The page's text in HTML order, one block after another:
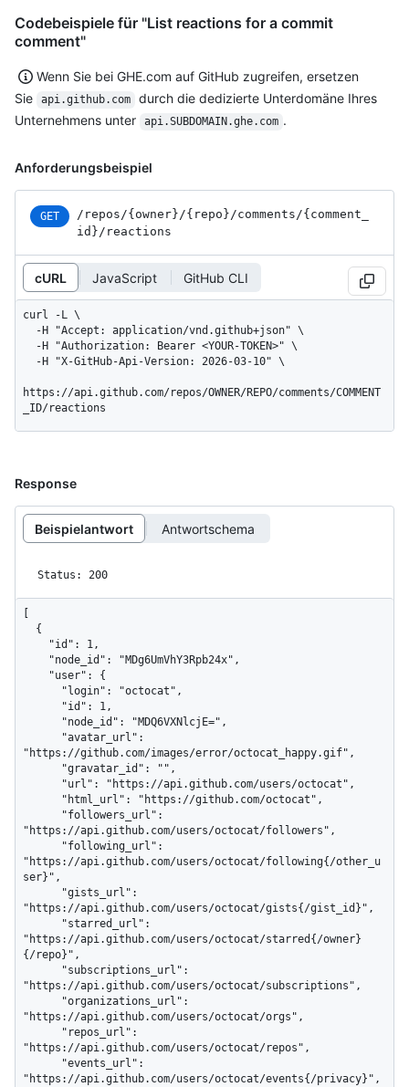
Codebeispiele für "List reactions for a commit
comment"
Wenn Sie bei GHE.com auf GitHub zugreifen, ersetzen
Sie
api.github.com
durch die dedizierte Unterdomäne Ihres
Unternehmens unter
api.SUBDOMAIN.ghe.com .
Anforderungsbeispiel
GET /repos/{owner}/{repo}/comments/{comment_
id}/reactions
cURL JavaScript GitHub CLI
curl -L \
https://api.github.com/repos/OWNER/REPO/comments/COMMENT
_ID/reactions
Response
Beispielantwort Antwortschema
Status: 200
"https://github.com/images/error/octocat_happy.gif",
"https://api.github.com/users/octocat/followers",
"https://api.github.com/users/octocat/following{/other_u
ser}",
"https://api.github.com/users/octocat/gists{/gist_id}",
"https://api.github.com/users/octocat/starred{/owner}
{/repo}",
"https://api.github.com/users/octocat/subscriptions",
"https://api.github.com/users/octocat/orgs",
"https://api.github.com/users/octocat/repos",
"https://api.github.com/users/octocat/events{/privacy}",